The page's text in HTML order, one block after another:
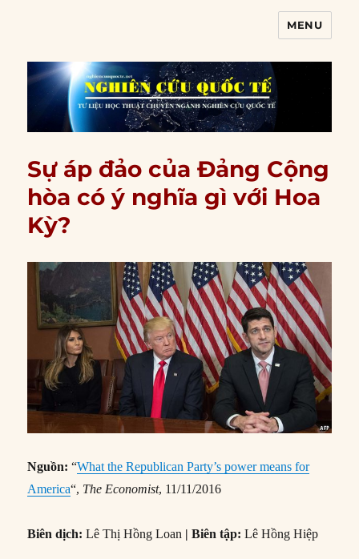
MENU
Sự áp đảo của Đảng Cộng
hòa có ý nghĩa gì với Hoa
Kỳ?
Nguồn: “What the Republican Party’s power means for
America“, The Economist, 11/11/2016
Biên dịch:Lê Thị Hồng Loan | Biên tập:Lê Hồng Hiệp